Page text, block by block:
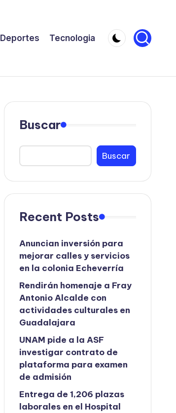
Deportes Tecnologia
Buscar
Buscar
Recent Posts
Anuncian inversión para
mejorar calles y servicios
en la colonia Echeverría
Rendirán homenaje a Fray
Antonio Alcalde con
actividades culturales en
Guadalajara
UNAM pide a la ASF
investigar contrato de
plataforma para examen
de admisión
Entrega de 1,206 plazas
laborales en el Hospital